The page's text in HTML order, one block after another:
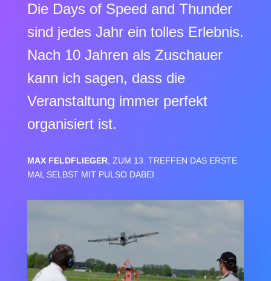
Die Days of Speed and Thunder
sind jedes Jahr ein tolles Erlebnis.
Nach 10 Jahren als Zuschauer
kann ich sagen, dass die
Veranstaltung immer perfekt
organisiert ist.
MAX FELDFLIEGER, ZUM 13. TREFFEN DAS ERSTE
MAL SELBST MIT PULSO DABEI